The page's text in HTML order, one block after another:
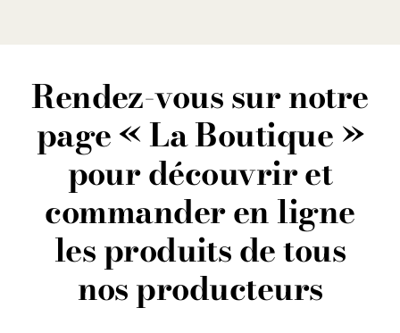
Rendez-vous sur notre
page « La Boutique »
pour découvrir et
commander en ligne
lesproduitsde tous
nos producteurs